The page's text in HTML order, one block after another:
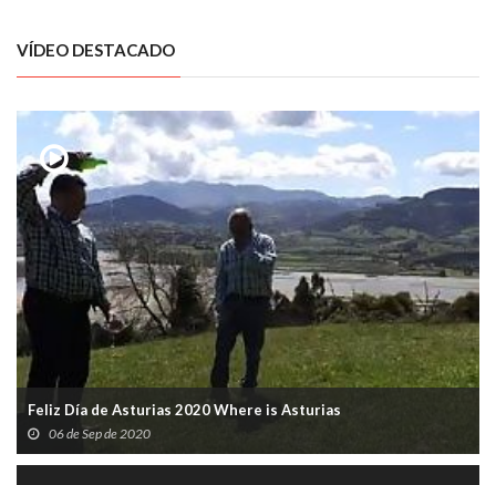
VÍDEO DESTACADO
Feliz Día de Asturias 2020 Where is Asturias
06 de Sep de 2020